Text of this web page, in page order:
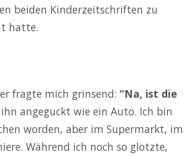
beiden Kinderzeitschriften zu
hatte.
fragte mich grinsend: “Na, ist die
angeguckt wie ein Auto. Ich bin
worden, aber im Supermarkt, im
Während ich noch so glotzte,